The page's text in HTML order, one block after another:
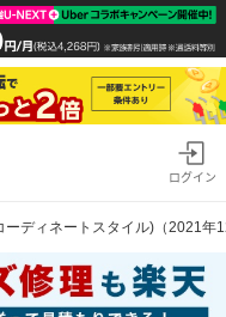
ログイン
ーディネートスタイル)（2021年